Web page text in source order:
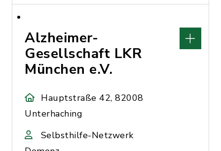
Alzheimer-
Gesellschaft LKR
München e.V.
Hauptstraße 42, 82008
Unterhaching
Selbsthilfe-Netzwerk